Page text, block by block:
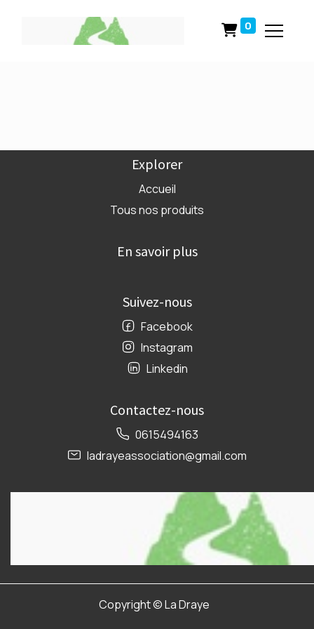
0
Explorer
Accueil
Tous nos produits
En savoir plus
Suivez-nous
Facebook
Instagram
Linkedin
Contactez-nous
0615494163
ladrayeassociation@gmail.com
Copyright ©La Draye